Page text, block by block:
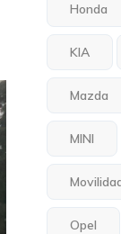
Honda
KIA
Mazda
MINI
Opel